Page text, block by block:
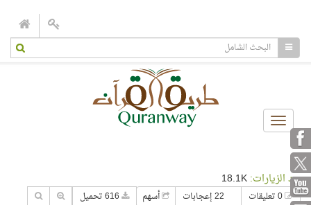
Toggle
navigation
عدد الزيارات:
22 إعجابات أسهم